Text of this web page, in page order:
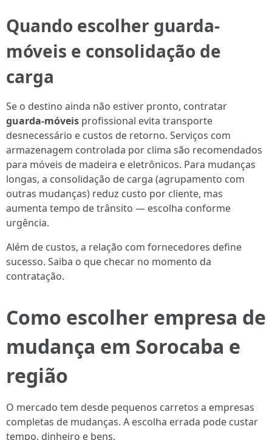
Quando escolher guarda-
móveis e consolidação de
carga
Se o destino ainda não estiver pronto, contratar
guarda-móveis profissional evita transporte
desnecessário e custos de retorno. Serviços com
armazenagem controlada por clima são recomendados
para móveis de madeira e eletrônicos. Para mudanças
longas, a consolidação de carga (agrupamento com
outras mudanças) reduz custo por cliente, mas
aumenta tempo de trânsito — escolha conforme
urgência.
Além de custos, a relação com fornecedores define
sucesso. Saiba o que checar no momento da
contratação.
Como escolher empresa de
mudança em Sorocaba e
região
O mercado tem desde pequenos carretos a empresas
completas de mudanças. A escolha errada pode custar
tempo, dinheiro e bens.